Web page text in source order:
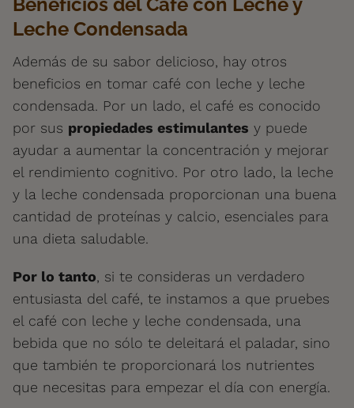
Leche Condensada
Además de su sabor delicioso, hay otros
beneficios en tomar café con leche y leche
condensada. Por un lado, el café es conocido
por sus propiedades estimulantes y puede
ayudar a aumentar la concentración y mejorar
el rendimiento cognitivo. Por otro lado, la leche
y la leche condensada proporcionan una buena
cantidad de proteínas y calcio, esenciales para
una dieta saludable.
Por lo tanto, si te consideras un verdadero
entusiasta del café, te instamos a que pruebes
el café con leche y leche condensada, una
bebida que no sólo te deleitará el paladar, sino
que también te proporcionará los nutrientes
que necesitas para empezar el día con energía.